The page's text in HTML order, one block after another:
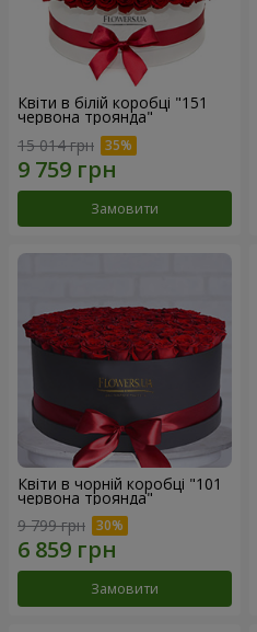
Квіти в білій коробці "151
червона троянда"
15 014 грн
Замовити
Квіти в чорній коробці "101
червона троянда"
9 799 грн
Замовити